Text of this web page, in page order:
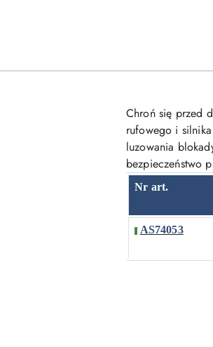
Chroń się przed
rufowego i
luzowania
bezpieczeństwo
Nr art.
AS74053